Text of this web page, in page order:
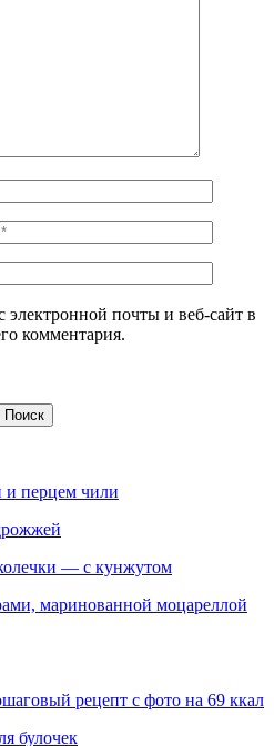
электронной почты и веб-сайт в
комментария.
и перцем чили
— с кунжутом
маринованной моцареллой
рецепт с фото на 69 ккал
булочек